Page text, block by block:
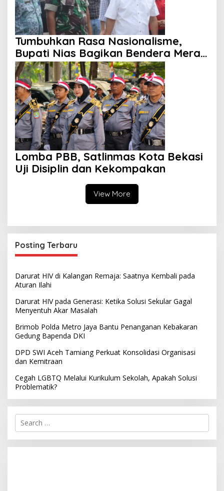
Tumbuhkan Rasa Nasionalisme,
Bupati Nias Bagikan Bendera Merah
Putih
Lomba PBB, Satlinmas Kota Bekasi
Uji Disiplin dan Kekompakan
View More
Posting Terbaru
Darurat HIV di Kalangan Remaja: Saatnya Kembali pada
Aturan Ilahi
Darurat HIV pada Generasi: Ketika Solusi Sekular Gagal
Menyentuh Akar Masalah
Brimob Polda Metro Jaya Bantu Penanganan Kebakaran
Gedung Bapenda DKI
DPD SWI Aceh Tamiang Perkuat Konsolidasi Organisasi
dan Kemitraan
Cegah LGBTQ Melalui Kurikulum Sekolah, Apakah Solusi
Problematik?
S
r